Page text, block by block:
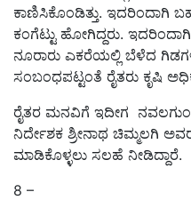
ಕಾಣಿಸಿಕೊಂಡಿತ್ತು. ಇದರಿಂದಾಗಿ
ಕಂಗೆಟ್ಟು ಹೋಗಿದ್ದರು. ಇದರಿಂದಾಗಿ
ನೂರಾರು ಎಕರೆಯಲ್ಲಿ ಬೆಳೆದ
ಸಂಬಂಧಪಟ್ಟಂತೆ ರೈತರು ಕೃಷಿ
ರೈತರ ಮನವಿಗೆ ಇದೀಗ
ನಿರ್ದೇಶಕ ಶ್ರೀನಾಥ ಚಿಮ್ಮಲಗಿ
ಮಾಡಿಕೊಳ್ಳಲು ಸಲಹೆ ನೀಡಿದ್ದಾರೆ.
8 –